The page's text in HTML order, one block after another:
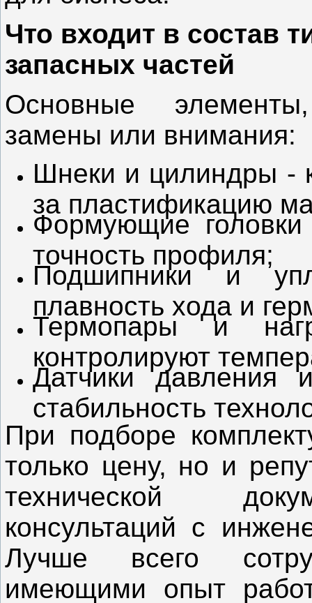
Что входит в состав
запасных частей
Основные
замены или внимания:
Шнеки и цилиндры -
за пластификацию
Формующие
точность профиля;
Подшипники и
плавность хода и
Термопары и
контролируют
Датчики давления
стабильность
При подборе
только цену, но и
технической
консультаций с
Лучше всего
имеющими опыт